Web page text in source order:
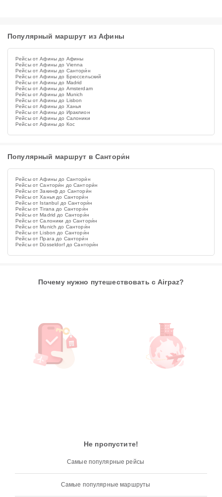
Популярный маршрут из Афины
Рейсы от Афины до Афины
Рейсы от Афины до Vienna
Рейсы от Афины до Сантори́н
Рейсы от Афины до Брюссельский
Рейсы от Афины до Madrid
Рейсы от Афины до Amsterdam
Рейсы от Афины до Munich
Рейсы от Афины до Lisbon
Рейсы от Афины до Ханья
Рейсы от Афины до Ираклион
Рейсы от Афины до Салоники
Рейсы от Афины до Кос
Популярный маршрут в Сантори́н
Рейсы от Афины до Сантори́н
Рейсы от Сантори́н до Сантори́н
Рейсы от Закинф до Сантори́н
Рейсы от Ханья до Сантори́н
Рейсы от Istanbul до Сантори́н
Рейсы от Tirana до Сантори́н
Рейсы от Madrid до Сантори́н
Рейсы от Салоники до Сантори́н
Рейсы от Munich до Сантори́н
Рейсы от Lisbon до Сантори́н
Рейсы от Прага до Сантори́н
Рейсы от Düsseldorf до Сантори́н
Почему нужно путешествовать с Airpaz?
Не пропустите!
Самые популярные рейсы
Самые популярные маршруты